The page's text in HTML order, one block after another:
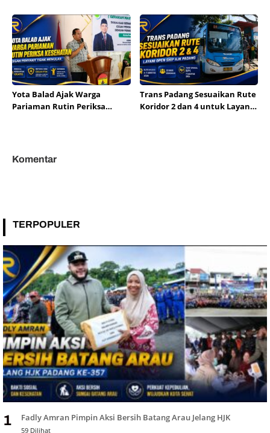
Tahun Segera Berakhir
dan Mitigasi Risiko Hukum
Yota Balad Ajak Warga
Pariaman Rutin Periksa
Trans Padang Sesuaikan Rute
Koridor 2 dan 4 untuk Layani
Komentar
TERPOPULER
1 Fadly Amran Pimpin Aksi Bersih Batang Arau Jelang HJK
59 Dilihat